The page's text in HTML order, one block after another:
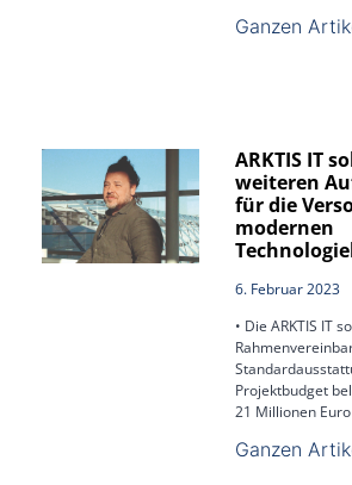
Ganzen
ARKTIS IT
weiteren
für die
modernen
6. Februar 2023
• Die ARKTIS IT
Projektbudget
21 Millionen Euro
Ganzen